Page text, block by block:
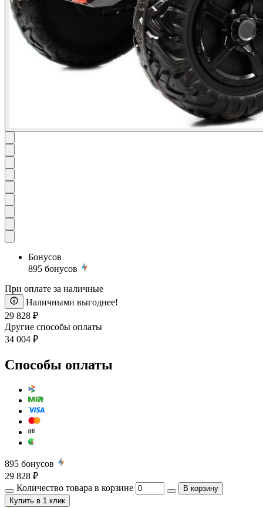
Бонусов
895 бонусов
При оплате за наличные
Наличными выгоднее!
29 828 ₽
Другие способы оплаты
34 004 ₽
Способы оплаты
895 бонусов
29 828 ₽
Количество товара в корзине
В корзину
Купить в 1 клик